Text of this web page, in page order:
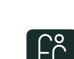
springen